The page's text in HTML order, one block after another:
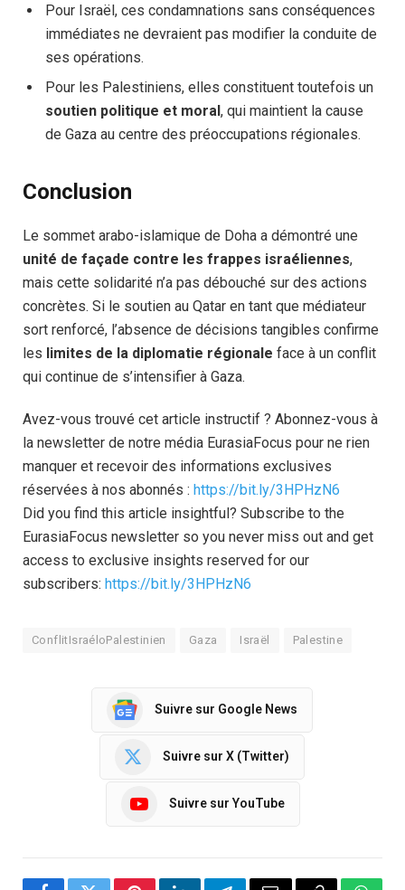
Pour Israël, ces condamnations sans conséquences
immédiates ne devraient pas modifier la conduite de
ses opérations.
Pour les Palestiniens, elles constituent toutefois un
soutien politique et moral, qui maintient la cause
de Gaza au centre des préoccupations régionales.
Conclusion
Le sommet arabo-islamique de Doha a démontré une
unité de façade contre les frappes israéliennes,
mais cette solidarité n’a pas débouché sur des actions
concrètes. Si le soutien au Qatar en tant que médiateur
sort renforcé, l’absence de décisions tangibles confirme
les limites de la diplomatie régionale face à un conflit
qui continue de s’intensifier à Gaza.
Avez-vous trouvé cet article instructif ? Abonnez-vous à
la newsletter de notre média EurasiaFocus pour ne rien
manquer et recevoir des informations exclusives
réservées à nos abonnés : https://bit.ly/3HPHzN6
Did you find this article insightful? Subscribe to the
EurasiaFocus newsletter so you never miss out and get
access to exclusive insights reserved for our
subscribers: https://bit.ly/3HPHzN6
ConflitIsraéloPalestinien Gaza Israël Palestine
Suivre sur Google News
Suivre sur X (Twitter)
Suivre sur YouTube